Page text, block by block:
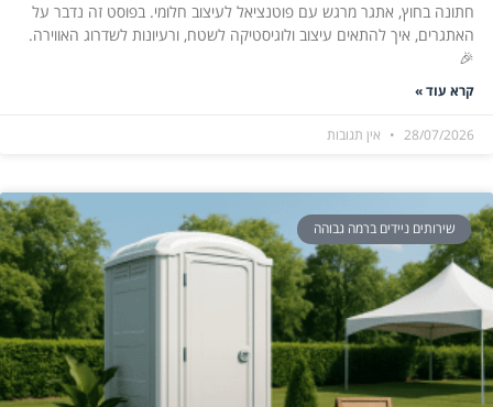
חתונה בחוץ, אתגר מרגש עם פוטנציאל לעיצוב חלומי. בפוסט זה נדבר על
האתגרים, איך להתאים עיצוב ולוגיסטיקה לשטח, ורעיונות לשדרוג האווירה.
🎉
קרא עוד »
28/07/2026 אין תגובות
שירותים ניידים ברמה גבוהה